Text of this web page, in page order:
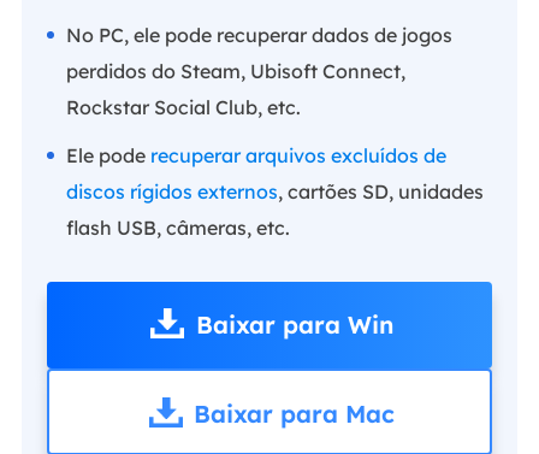
No PC, ele pode recuperar dados de jogos
perdidos do Steam, Ubisoft Connect,
Rockstar Social Club, etc.
Ele pode recuperar arquivos excluídos de
discos rígidos externos, cartões SD, unidades
flash USB, câmeras, etc.
Baixar para Win
Baixar para Mac